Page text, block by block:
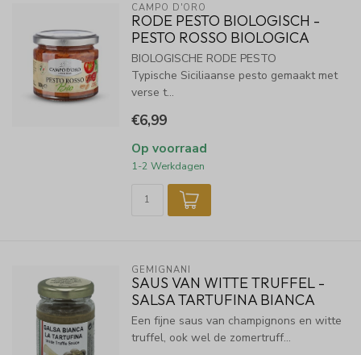
CAMPO D'ORO
RODE PESTO BIOLOGISCH -
PESTO ROSSO BIOLOGICA
BIOLOGISCHE RODE PESTO
Typische Siciliaanse pesto gemaakt met
verse t...
€6,99
Op voorraad
1-2 Werkdagen
GEMIGNANI
SAUS VAN WITTE TRUFFEL -
SALSA TARTUFINA BIANCA
Een fijne saus van champignons en witte
truffel, ook wel de zomertruff...